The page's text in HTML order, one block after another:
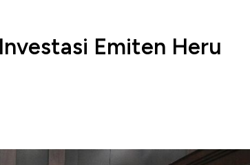
Emiten Heru